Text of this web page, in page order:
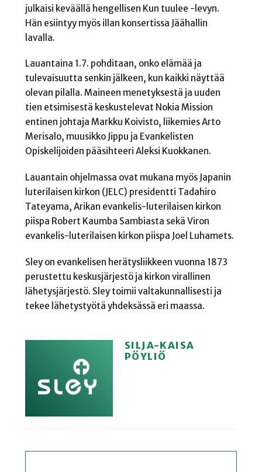
julkaisi keväällä hengellisen Kun tuulee -levyn.
Hän esiintyy myös illan konsertissa Jäähallin
lavalla.
Lauantaina 1.7. pohditaan, onko elämää ja
tulevaisuutta senkin jälkeen, kun kaikki näyttää
olevan pilalla. Maineen menetyksestä ja uuden
tien etsimisestä keskustelevat Nokia Mission
entinen johtaja Markku Koivisto, liikemies Arto
Merisalo, muusikko Jippu ja Evankelisten
Opiskelijoiden pääsihteeri Aleksi Kuokkanen.
Lauantain ohjelmassa ovat mukana myös Japanin
luterilaisen kirkon (JELC) presidentti Tadahiro
Tateyama, Arikan evankelis-luterilaisen kirkon
piispa Robert Kaumba Sambiasta sekä Viron
evankelis-luterilaisen kirkon piispa Joel Luhamets.
Sley on evankelisen herätysliikkeen vuonna 1873
perustettu keskusjärjestö ja kirkon virallinen
lähetysjärjestö. Sley toimii valtakunnallisesti ja
tekee lähetystyötä yhdeksässä eri maassa.
SILJA-KAISA
PÖYLIÖ